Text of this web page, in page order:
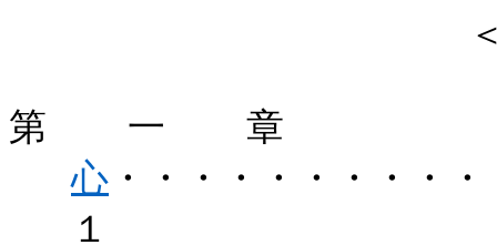
第一章
心 ・・・・・・・・・
１